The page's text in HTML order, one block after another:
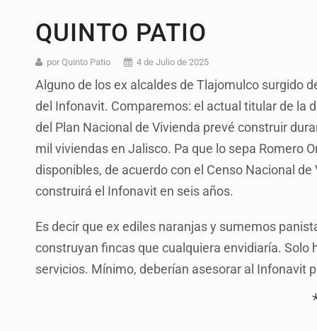
Catean centro de fraudes
Ex policía es detenido por
Vecinos de Mirador de San Isidro
SSPC, participa en búsqueda de
Proponen consulta popular por
Capturan a secuestradora
QUINTO PATIO
por Quinto Patio 4 de Julio de 2025
Alguno de los ex alcaldes de Tlajomulco surgido
del Infonavit. Comparemos: el actual titular de la
del Plan Nacional de Vivienda prevé construir
mil viviendas en Jalisco. Pa que lo sepa Romero
disponibles, de acuerdo con el Censo Nacional
construirá el Infonavit en seis años.
Es decir que ex ediles naranjas y sumemos
construyan fincas que cualquiera envidiaría.
servicios. Mínimo, deberían asesorar al Infonavit